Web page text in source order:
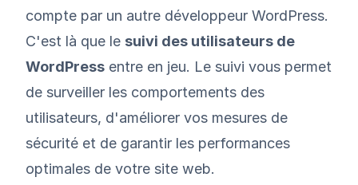
compte par un autre développeur WordPress.
C'est là que le suivi des utilisateurs de
WordPress entre en jeu. Le suivi vous permet
de surveiller les comportements des
utilisateurs, d'améliorer vos mesures de
sécurité et de garantir les performances
optimales de votre site web.